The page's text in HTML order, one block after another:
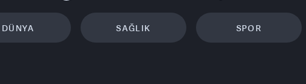
DÜNYA SAĞLIK SPOR